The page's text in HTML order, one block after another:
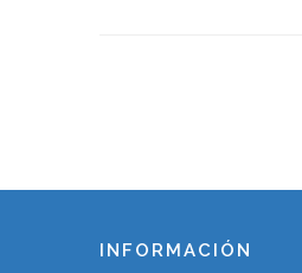
INFORMACIÓN